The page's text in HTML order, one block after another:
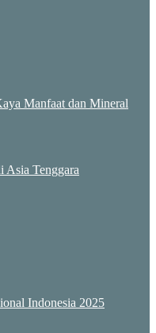
Manfaat dan Mineral
Asia Tenggara
Indonesia 2025